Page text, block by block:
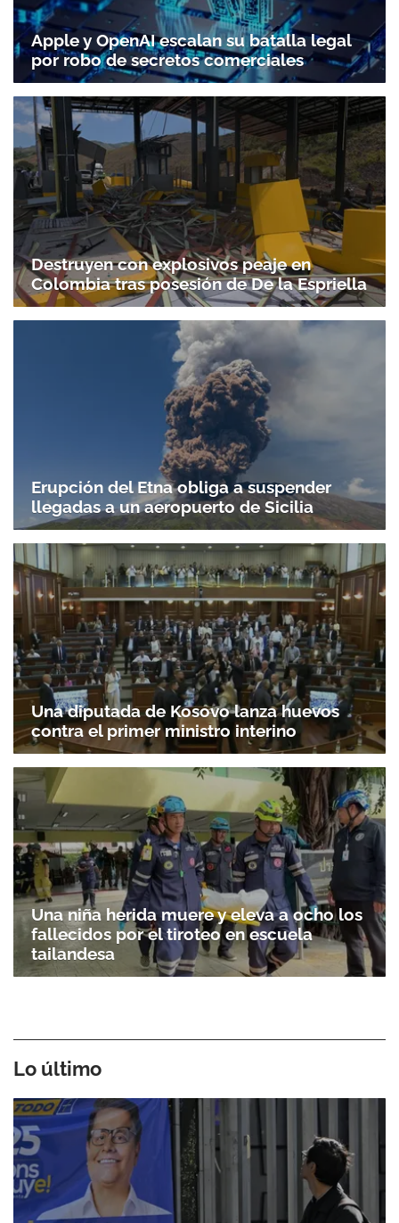
Apple y OpenAI escalan su batalla legal
por robo de secretos comerciales
Destruyen con explosivos peaje en
Colombia tras posesión de De la Espriella
Erupción del Etna obliga a suspender
llegadas a un aeropuerto de Sicilia
Una diputada de Kosovo lanza huevos
contra el primer ministro interino
Una niña herida muere y eleva a ocho los
fallecidos por el tiroteo en escuela
tailandesa
Lo último